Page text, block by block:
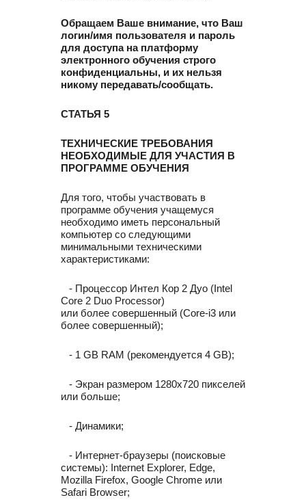
Обращаем Ваше внимание, что Ваш
логин/имя пользователя и пароль
для доступа на платформу
электронного обучения строго
конфиденциальны, и их нельзя
никому передавать/сообщать.
СТАТЬЯ 5
ТЕХНИЧЕСКИЕ ТРЕБОВАНИЯ
НЕОБХОДИМЫЕ ДЛЯ УЧАСТИЯ В
ПРОГРАММЕ ОБУЧЕНИЯ
Для того, чтобы участвовать в
программе обучения учащемуся
необходимо иметь персональный
компьютер со следующими
минимальными техническими
характеристиками:
- Процессор Интел Кор 2 Дуо (Intel
Core 2 Duo Processor)
или более совершенный (Core-i3 или
более совершенный);
- 1 GB RAM (рекомендуется 4 GB);
- Экран размером 1280x720 пикселей
или больше;
- Динамики;
- Интернет-браузеры (поисковые
системы): Internet Explorer, Edge,
Mozilla Firefox, Google Chrome или
Safari Browser;